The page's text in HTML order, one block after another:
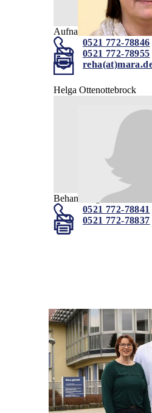
Aufnahme- und
0521 772-78846
0521 772-78955
Helga Ottenottebrock
Behandlungskoordination
0521 772-78841
0521 772-78837